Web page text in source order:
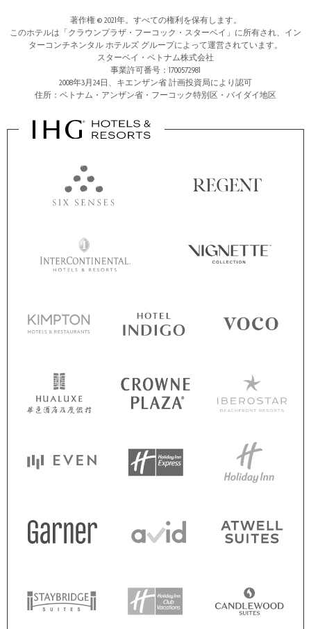
著作権 © 2021年。すべての権利を保有します。
このホテルは「クラウンプラザ・フーコック・スターベイ」に所有され、イン
ターコンチネンタル ホテルズ グループによって運営されています。
スターベイ・ベトナム株式会社
事業許可番号：1700572981
2008年3月24日、キエンザン省 計画投資局により認可
住所：ベトナム・アンザン省・フーコック特別区・バイダイ地区